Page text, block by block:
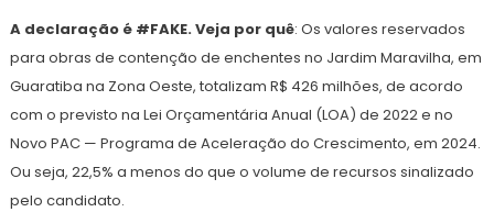
A declaração é #FAKE. Veja por quê: Os valores reservados
para obras de contenção de enchentes no Jardim Maravilha, em
Guaratiba na Zona Oeste, totalizam R$ 426 milhões, de acordo
com o previsto na Lei Orçamentária Anual (LOA) de 2022 e no
Novo PAC — Programa de Aceleração do Crescimento, em 2024.
Ou seja, 22,5% a menos do que o volume de recursos sinalizado
pelo candidato.